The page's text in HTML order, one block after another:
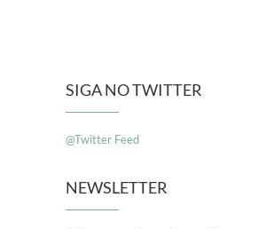
SIGA NO TWITTER
@Twitter Feed
NEWSLETTER